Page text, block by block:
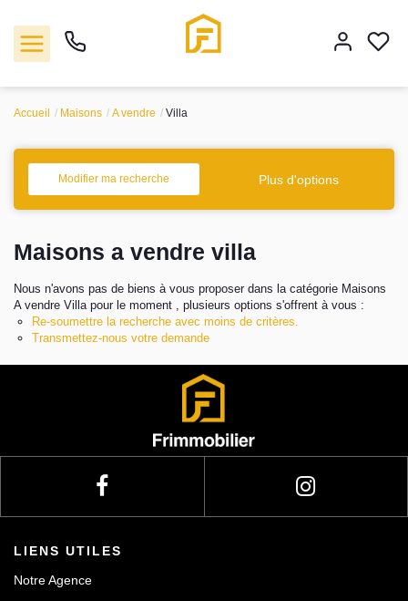
Vente
Location
Biens vendus
Gestion
Actualités
Contact
Accueil Maisons A vendre Villa
Modifier ma recherche Plus d'options
Maisons a vendre villa
Nous n'avons pas de biens à vous proposer dans la catégorie Maisons
A vendre Villa pour le moment , plusieurs options s'offrent à vous :
Re-soumettre la recherche avec moins de critères.
Transmettez-nous votre demande
LIENS UTILES
Notre Agence